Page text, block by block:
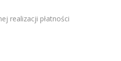
realizacji płatności